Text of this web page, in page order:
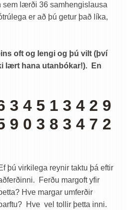
sem lærði 36 samhengislausa
er að þú getur það líka,
oft og lengi og þú vilt (því
lært hana utanbókar!). En
3 4 5 1 3 4 2 9
9 0 3 8 3 4 7 2
þú virkilega reynir taktu þá eftir
Ferðu margoft yfir
Hve margar umferðir
Hve vel tollir þetta inni.